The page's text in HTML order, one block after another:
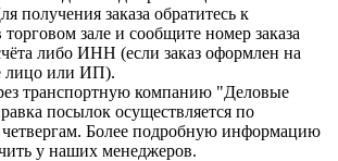
получения заказа обратитесь к
торговом зале и сообщите номер заказа
либо ИНН (если заказ оформлен на
лицо или ИП).
транспортную компанию "Деловые
посылок осуществляется по
Более подробную информацию
у наших менеджеров.